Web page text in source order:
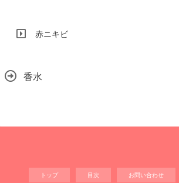
赤ニキビ
香水
トップ 目次 お問い合わせ